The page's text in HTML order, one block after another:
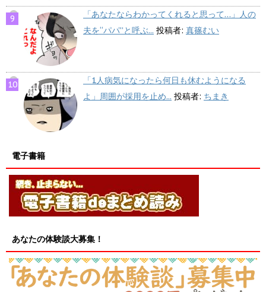
「あなたならわかってくれると思って…」人の
夫を“パパ”と呼ぶ... 投稿者: 真篠むい
「1人病気になったら何日も休むようになる
よ」周囲が採用を止め... 投稿者: ちまき
電子書籍
あなたの体験談大募集！